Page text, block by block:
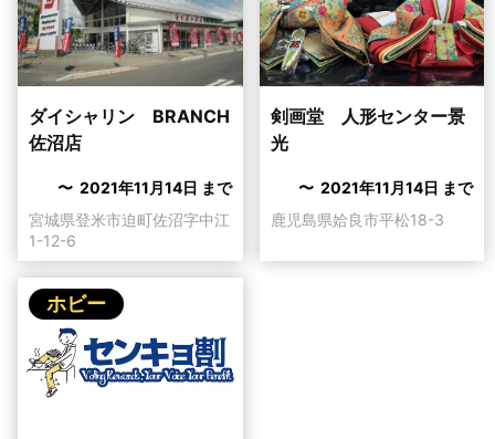
ダイシャリン BRANCH
佐沼店
〜 2021年11月14日 まで
宮城県登米市迫町佐沼字中江
1-12-6
剣画堂 人形センター景
光
〜 2021年11月14日 まで
鹿児島県姶良市平松18-3
ホビー